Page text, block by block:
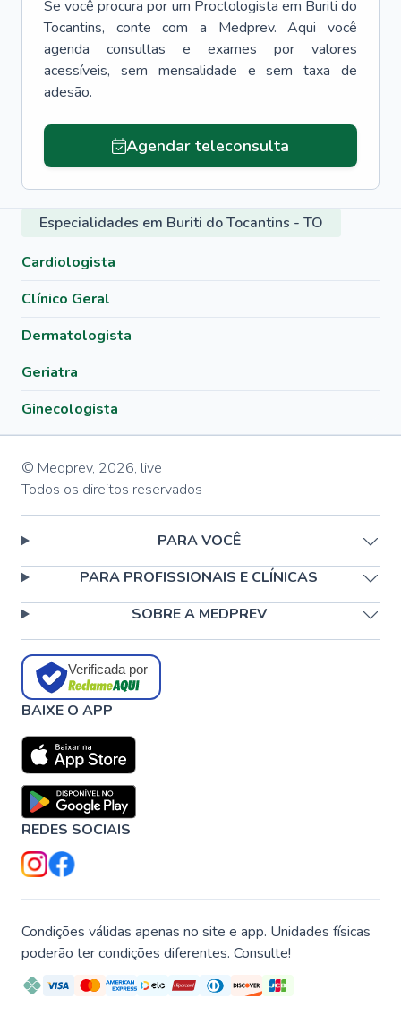
Se você procura por um Proctologista em Buriti do
Tocantins, conte com a Medprev. Aqui você
agenda consultas e exames por valores
acessíveis, sem mensalidade e sem taxa de
adesão.
Agendar teleconsulta
Especialidades em Buriti do Tocantins - TO
Cardiologista
Clínico Geral
Dermatologista
Geriatra
Ginecologista
© Medprev, 2026, live
Todos os direitos reservados
PARA VOCÊ
PARA PROFISSIONAIS E CLÍNICAS
SOBRE A MEDPREV
Verificada por
BAIXE O APP
REDES SOCIAIS
Condições válidas apenas no site e app. Unidades físicas
poderão ter condições diferentes. Consulte!